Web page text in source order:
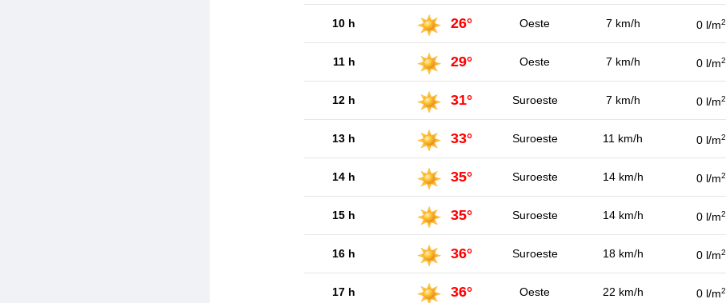
10 h 26° Oeste 7 km/h 0 l/m2
11 h 29° Oeste 7 km/h 0 l/m2
12 h 31° Suroeste 7 km/h 0 l/m2
13 h 33° Suroeste 11 km/h 0 l/m2
14 h 35° Suroeste 14 km/h 0 l/m2
15 h 35° Suroeste 14 km/h 0 l/m2
16 h 36° Suroeste 18 km/h 0 l/m2
17 h 36° Oeste 22 km/h 0 l/m2